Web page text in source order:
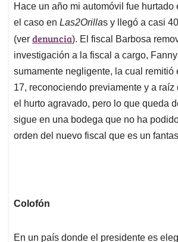
Hace un año mi automóvil fue hurtado
el caso en Las2Orillas y llegó a casi
(ver denuncia). El fiscal Barbosa
investigación a la fiscal a cargo,
sumamente negligente, la cual remitió
17, reconociendo previamente y a
el hurto agravado, pero lo que queda
sigue en una bodega que no ha
orden del nuevo fiscal que es un
Colofón
En un país donde el presidente es